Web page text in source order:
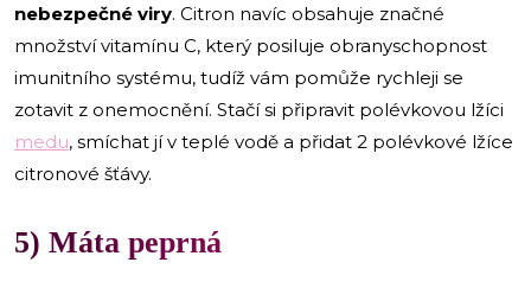
nebezpečné viry. Citron navíc obsahuje značné
množství vitamínu C, který posiluje obranyschopnost
imunitního systému, tudíž vám pomůže rychleji se
zotavit z onemocnění. Stačí si připravit polévkovou lžíci
medu, smíchat jí v teplé vodě a přidat 2 polévkové lžíce
citronové šťávy.
5) Máta peprná